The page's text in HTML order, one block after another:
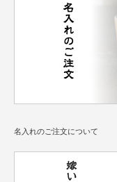
名入れのご注文について